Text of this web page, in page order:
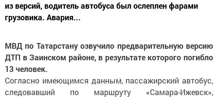
из версий, водитель автобуса был ослеплен фарами
грузовика. Авария...
МВД по Татарстану озвучило предварительную версию
ДТП в Заинском районе, в результате которого погибло
13 человек.
Согласно имеющимся данным, пассажирский автобус,
следовавший по маршруту «Самара-Ижевск»,